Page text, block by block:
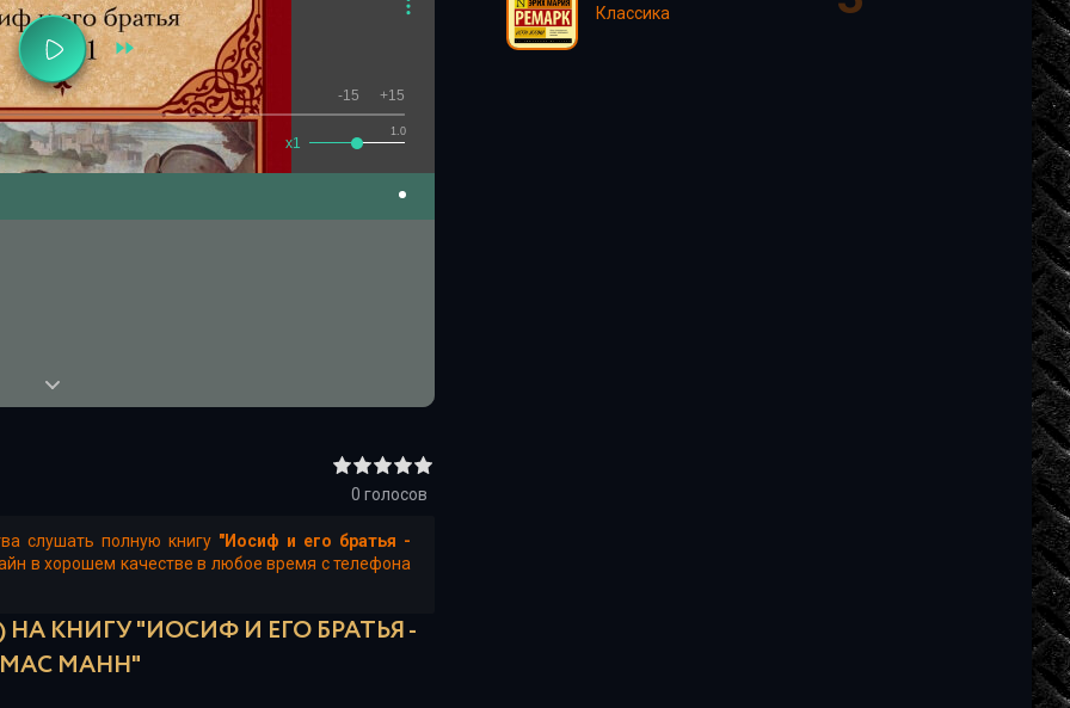
1.0
x1
-15 +15
0 голосов
слушать полную книгу "Иосиф и его братья -
в хорошем качестве в любое время с телефона
КНИГУ "ИОСИФ И ЕГО БРАТЬЯ -
МАНН"
Классика